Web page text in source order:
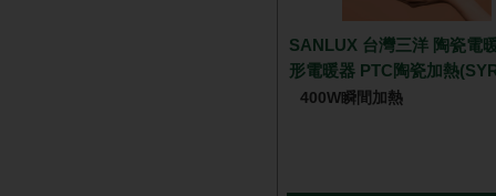
SANLUX 台灣三洋 陶瓷電
形電暖器 PTC陶瓷加熱
400W瞬間加熱